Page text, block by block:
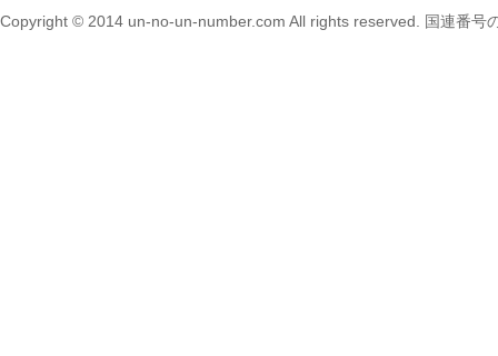
Copyright © 2014 un-no-un-number.com All rights reserved. 国連番号